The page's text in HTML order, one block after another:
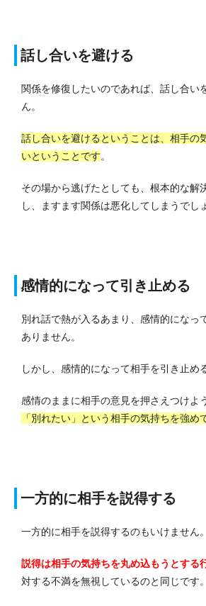
話し合いを避ける
関係を修復したいのであれば、話し合い
ん。
話し合いを避けるということは、相手の
いということです。
その場から逃げたとしても、根本的な解
し、ますます関係は悪化してしまうでし
感情的になって引き止める
別れ話で熱が入るあまり、感情的になっ
ありません。
しかし、感情的になって相手を引き止め
感情のままに相手の意見を押さえつけよ
「別れたい」という相手の気持ちを強め
一方的に相手を説得する
一方的に相手を説得するのもいけません。
説得は相手の気持ちを丸め込もうとする
対する不満を無視しているのと同じです。